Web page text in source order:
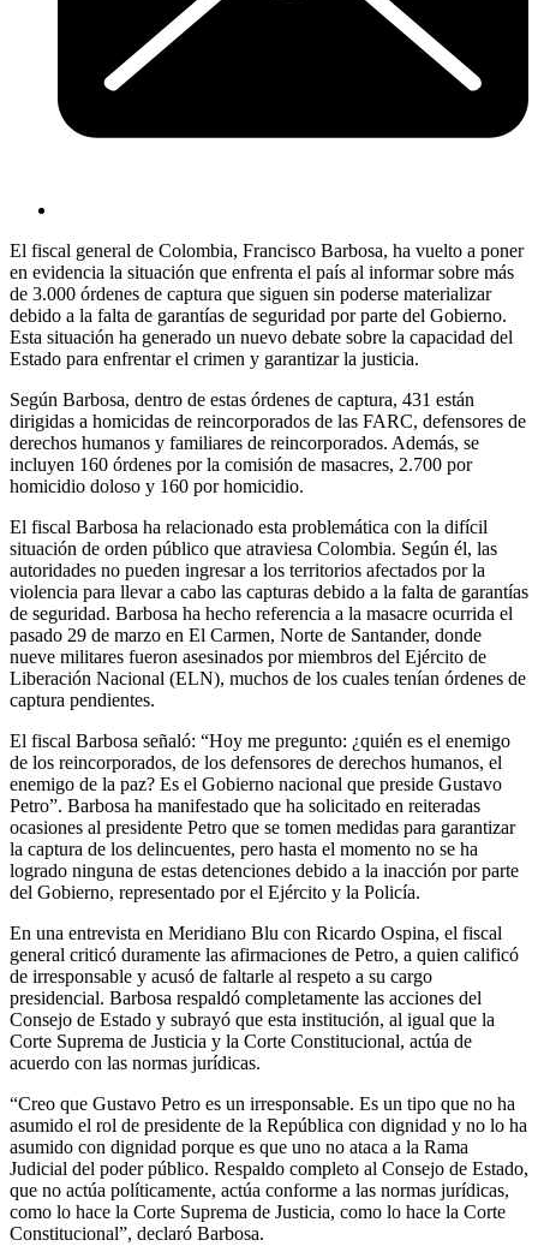
El fiscal general de Colombia, Francisco Barbosa, ha vuelto a poner
en evidencia la situación que enfrenta el país al informar sobre más
de 3.000 órdenes de captura que siguen sin poderse materializar
debido a la falta de garantías de seguridad por parte del Gobierno.
Esta situación ha generado un nuevo debate sobre la capacidad del
Estado para enfrentar el crimen y garantizar la justicia.
Según Barbosa, dentro de estas órdenes de captura, 431 están
dirigidas a homicidas de reincorporados de las FARC, defensores de
derechos humanos y familiares de reincorporados. Además, se
incluyen 160 órdenes por la comisión de masacres, 2.700 por
homicidio doloso y 160 por homicidio.
El fiscal Barbosa ha relacionado esta problemática con la difícil
situación de orden público que atraviesa Colombia. Según él, las
autoridades no pueden ingresar a los territorios afectados por la
violencia para llevar a cabo las capturas debido a la falta de garantías
de seguridad. Barbosa ha hecho referencia a la masacre ocurrida el
pasado 29 de marzo en El Carmen, Norte de Santander, donde
nueve militares fueron asesinados por miembros del Ejército de
Liberación Nacional (ELN), muchos de los cuales tenían órdenes de
captura pendientes.
El fiscal Barbosa señaló: “Hoy me pregunto: ¿quién es el enemigo
de los reincorporados, de los defensores de derechos humanos, el
enemigo de la paz? Es el Gobierno nacional que preside Gustavo
Petro”. Barbosa ha manifestado que ha solicitado en reiteradas
ocasiones al presidente Petro que se tomen medidas para garantizar
la captura de los delincuentes, pero hasta el momento no se ha
logrado ninguna de estas detenciones debido a la inacción por parte
del Gobierno, representado por el Ejército y la Policía.
En una entrevista en Meridiano Blu con Ricardo Ospina, el fiscal
general criticó duramente las afirmaciones de Petro, a quien calificó
de irresponsable y acusó de faltarle al respeto a su cargo
presidencial. Barbosa respaldó completamente las acciones del
Consejo de Estado y subrayó que esta institución, al igual que la
Corte Suprema de Justicia y la Corte Constitucional, actúa de
acuerdo con las normas jurídicas.
“Creo que Gustavo Petro es un irresponsable. Es un tipo que no ha
asumido el rol de presidente de la República con dignidad y no lo ha
asumido con dignidad porque es que uno no ataca a la Rama
Judicial del poder público. Respaldo completo al Consejo de Estado,
que no actúa políticamente, actúa conforme a las normas jurídicas,
como lo hace la Corte Suprema de Justicia, como lo hace la Corte
Constitucional”, declaró Barbosa.